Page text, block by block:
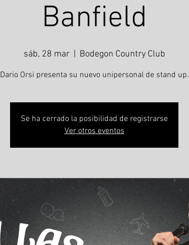
Banfield
sáb, 28 mar
  |
Bodegon Country Club
Dario Orsi presenta su nuevo unipersonal de stand up.
Se ha cerrado la posibilidad de registrarse
Ver otros eventos